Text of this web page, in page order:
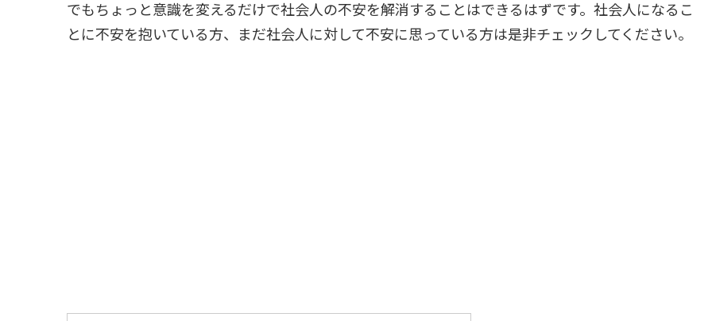
でもちょっと意識を変えるだけで社会人の不安を解消することはできるはずです。社会人になるこ
とに不安を抱いている方、まだ社会人に対して不安に思っている方は是非チェックしてください。